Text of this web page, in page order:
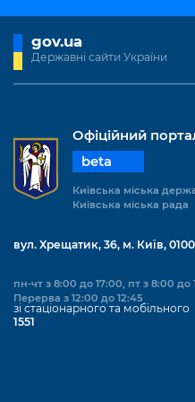
Kyiv International
Річні звіти
Безбар'єрність
Київська міська
Безбар'єрність
Міський застосунок
Важливе під час
Уряд» – місцевий
Важливе під час
Про відкриті дані
Портал даних Києва
gov.ua
Державні сайти України
Офіційний
beta
Київська міська
Київська міська рада
вул. Хрещатик, 36, м. Київ,
пн-чт з 8:00 до 17:00, пт з 8:00 до
Перерва з 12:00 до 12:45
зі стаціонарного та мобільного
1551